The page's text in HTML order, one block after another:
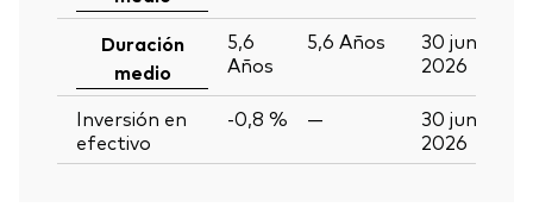
Duración
medio
5,6
Años
5,6 Años
30 jun
2026
Inversión en
efectivo
-0,8 % —
30 jun
2026